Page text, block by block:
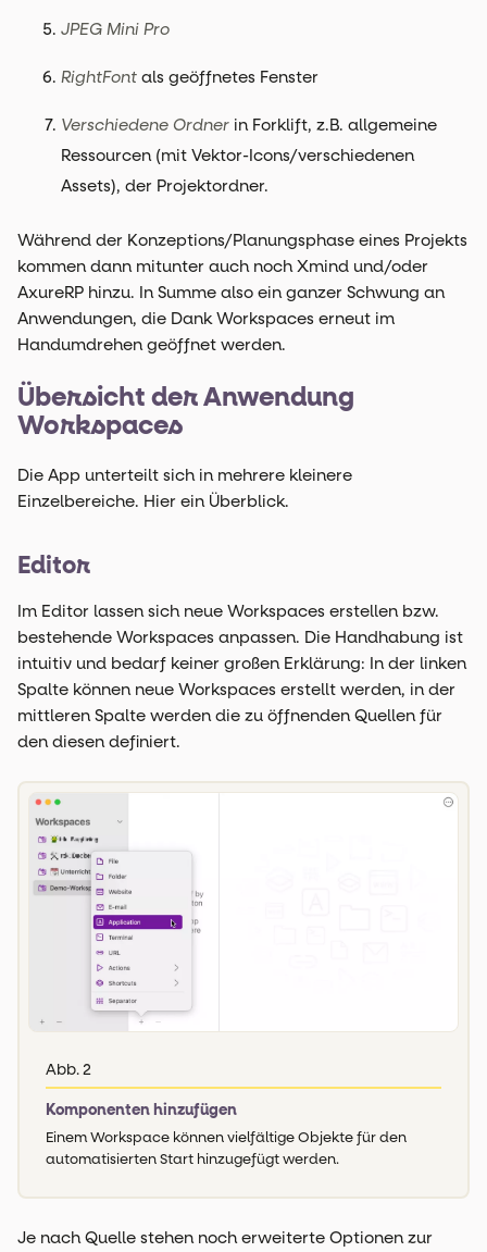
JPEG Mini Pro
RightFont als geöffnetes Fenster
Verschiedene Ordner in Forklift, z.B. allgemeine
Ressourcen (mit Vektor-Icons/verschiedenen
Assets), der Projektordner.
Während der Konzeptions/Planungsphase eines Projekts
kommen dann mitunter auch noch Xmind und/oder
AxureRP hinzu. In Summe also ein ganzer Schwung an
Anwendungen, die Dank Workspaces erneut im
Handumdrehen geöffnet werden.
Übersicht der Anwendung
Workspaces
Die App unterteilt sich in mehrere kleinere
Einzelbereiche. Hier ein Überblick.
Editor
Im Editor lassen sich neue Workspaces erstellen bzw.
bestehende Workspaces anpassen. Die Handhabung ist
intuitiv und bedarf keiner großen Erklärung: In der linken
Spalte können neue Workspaces erstellt werden, in der
mittleren Spalte werden die zu öffnenden Quellen für
den diesen definiert.
Abb. 2
Komponenten hinzufügen
Einem Workspace können vielfältige Objekte für den
automatisierten Start hinzugefügt werden.
Je nach Quelle stehen noch erweiterte Optionen zur